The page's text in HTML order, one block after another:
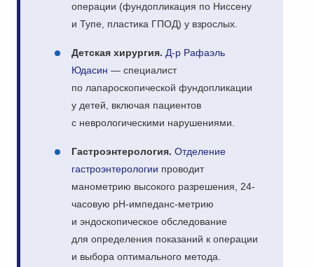
операции (фундопликация по Ниссену
и Тупе, пластика ГПОД) у взрослых.
Детская хирургия. Д-р Рафаэль
Юдасин — специалист
по лапароскопической фундопликации
у детей, включая пациентов
с неврологическими нарушениями.
Гастроэнтерология. Отделение
гастроэнтерологии проводит
манометрию высокого разрешения, 24-
часовую pH-импеданс-метрию
и эндоскопическое обследование
для определения показаний к операции
и выбора оптимального метода.